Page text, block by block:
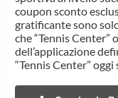
coupon sconto
gratificante sono
che “Tennis Center”
dell’applicazione
“Tennis Center” oggi